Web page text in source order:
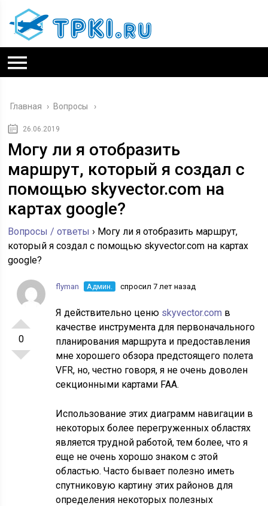
Главная › Вопросы
26.06.2019
Могу ли я отобразить
маршрут, который я создал с
помощью skyvector.com на
картах google?
Вопросы / ответы › Могу ли я отобразить маршрут,
который я создал с помощью skyvector.com на картах
google?
0
flyman Админ. спросил 7 лет назад
Я действительно ценю skyvector.com в
качестве инструмента для первоначального
планирования маршрута и предоставления
мне хорошего обзора предстоящего полета
VFR, но, честно говоря, я не очень доволен
секционными картами FAA.
Использование этих диаграмм навигации в
некоторых более перегруженных областях
является трудной работой, тем более, что я
еще не очень хорошо знаком с этой
областью. Часто бывает полезно иметь
спутниковую картину этих районов для
определения некоторых полезных